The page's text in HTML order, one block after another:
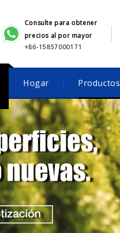
Consulte para obtener
precios al por mayor
+86-15857000171
Hogar Productos